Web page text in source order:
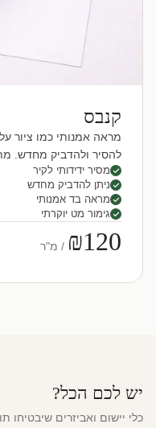
קנבס
מראה אמנותי כמו ציור
להסיר ולהדביק מחדש.
מסיר ידידותי לקיר
ניתן להדביק מחדש
מראה בד אמנותי
גימור מט יוקרתי
₪120 / מ"ר
יש לכם הכל?
כלי יישום ואביזרים